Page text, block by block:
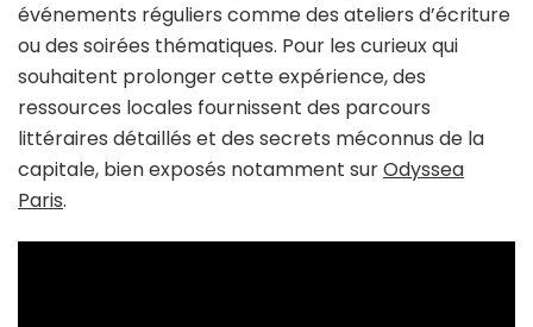
événements réguliers comme des ateliers d’écriture
ou des soirées thématiques. Pour les curieux qui
souhaitent prolonger cette expérience, des
ressources locales fournissent des parcours
littéraires détaillés et des secrets méconnus de la
capitale, bien exposés notamment surOdyssea
Paris.